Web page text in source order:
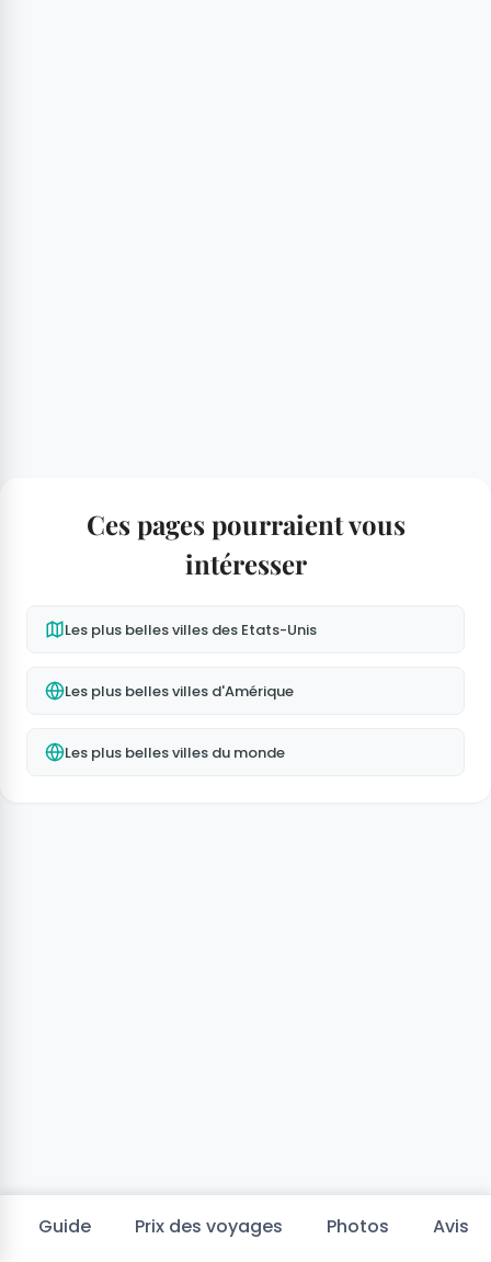
Guide Prix des voyages Photos Avis
Ces pages pourraient vous
intéresser
Les plus belles villes des Etats-Unis
Les plus belles villes d'Amérique
Les plus belles villes du monde